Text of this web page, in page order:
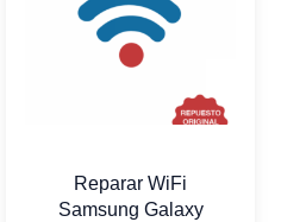
Reparar WiFi
Samsung Galaxy